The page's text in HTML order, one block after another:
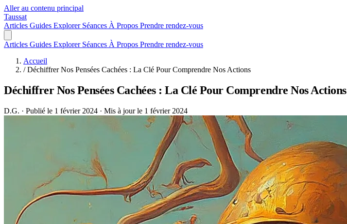
Aller au contenu principal
Taussat
Articles Guides Explorer Séances À Propos Prendre rendez-vous
Articles Guides Explorer Séances À Propos Prendre rendez-vous
Accueil
/ Déchiffrer Nos Pensées Cachées : La Clé Pour Comprendre Nos Actions
Déchiffrer Nos Pensées Cachées : La Clé Pour Comprendre Nos Actions
D.G. · Publié le 1 février 2024 · Mis à jour le 1 février 2024